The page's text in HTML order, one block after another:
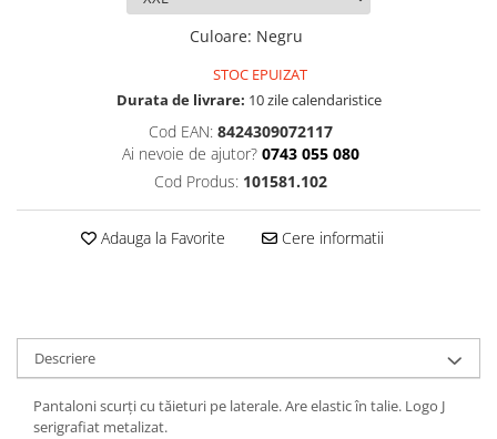
Culoare: Negru
STOC EPUIZAT
Durata de livrare: 10 zile calendaristice
Cod EAN: 8424309072117
Ai nevoie de ajutor? 0743 055 080
Cod Produs: 101581.102
Adauga la Favorite Cere informatii
Descriere
Pantaloni scurți cu tăieturi pe laterale. Are elastic în talie. Logo J
serigrafiat metalizat.